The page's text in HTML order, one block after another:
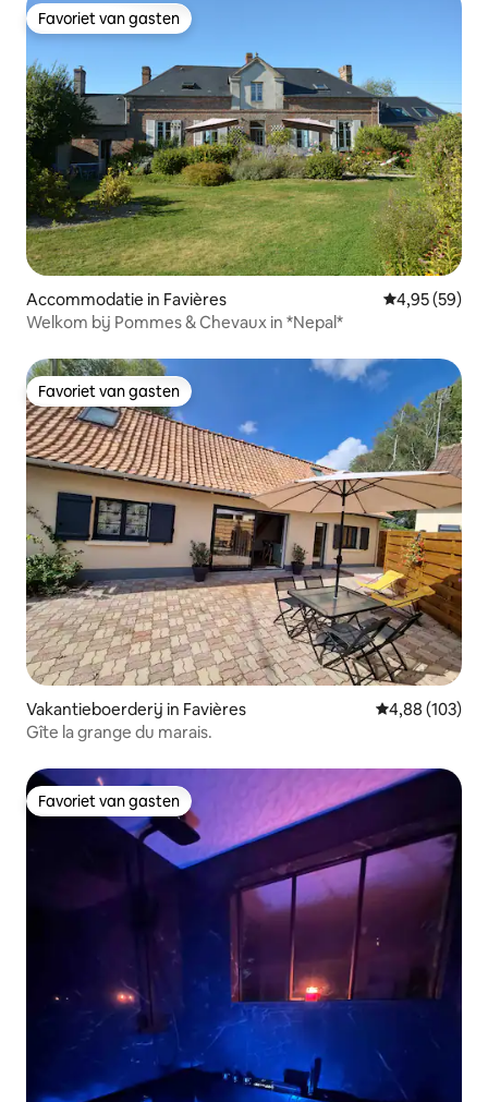
Favoriet van gasten
Favoriet van gasten
Accommodatie in Favières Gemiddelde
4,95 (59)
Welkom bij Pommes & Chevaux in *Nepal*
Favoriet van gasten
Favoriet van gasten
Vakantieboerderij in Favières Gemiddelde
4,88 (103)
Gîte la grange du marais.
Favoriet van gasten
Favoriet van gasten